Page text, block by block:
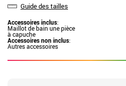
Guide des tailles
Accessoires inclus:
Maillot de bain une pièce
à capuche
Accessoires non inclus:
Autres accessoires